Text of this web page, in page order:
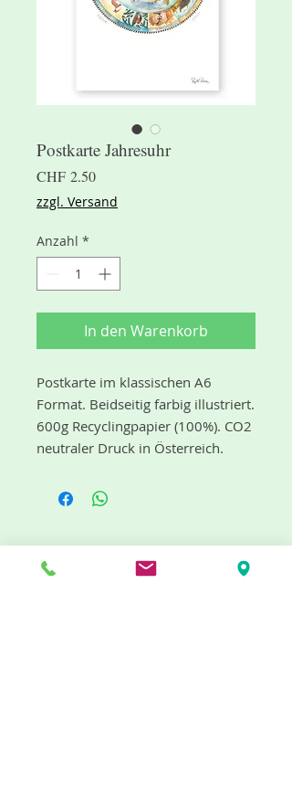
Postkarte Jahresuhr
CHF 2.50Preis
zzgl. Versand
Anzahl *
In den Warenkorb
Postkarte im klassischen A6
Format. Beidseitig farbig illustriert.
600g Recyclingpapier (100%). CO2
neutraler Druck in Österreich.
"dufte" Neuigkeiten gibt es mit dem